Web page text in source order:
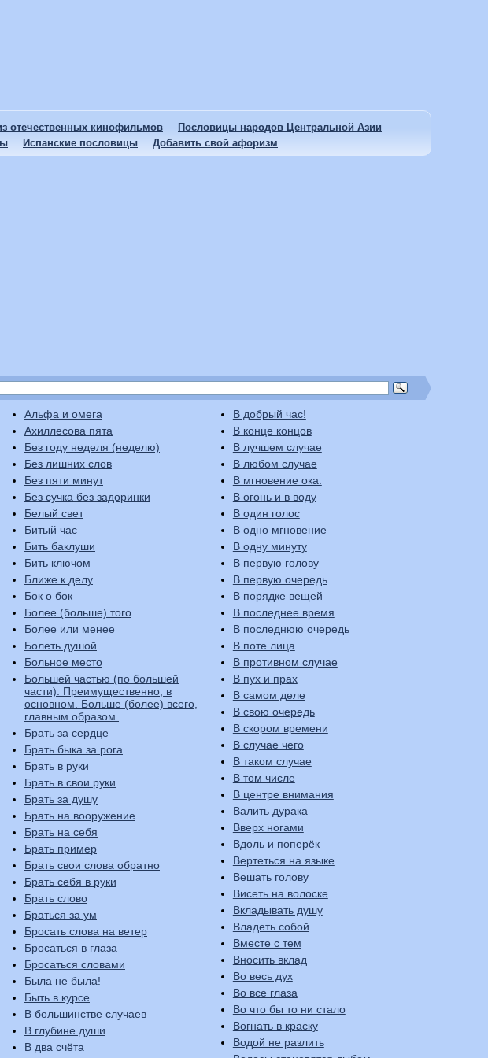
отечественных кинофильмов
Пословицы народов Центральной Азии
Испанские пословицы Добавить свой афоризм
Альфа и омега
Ахиллесова пята
Без году неделя (неделю)
Без лишних слов
Без пяти минут
Без сучка без задоринки
Белый свет
Битый час
Бить баклуши
Бить ключом
Ближе к делу
Бок о бок
Более (больше) того
Более или менее
Болеть душой
Больное место
Большей частью (по большей
части). Преимущественно, в
основном. Больше (более) всего,
главным образом.
Брать за сердце
Брать быка за рога
Брать в руки
Брать в свои руки
Брать за душу
Брать на вооружение
Брать на себя
Брать пример
Брать свои слова обратно
Брать себя в руки
Брать слово
Браться за ум
Бросать слова на ветер
Бросаться в глаза
Бросаться словами
Была не была!
Быть в курсе
В большинстве случаев
В глубине души
В два счёта
В добрый час!
В конце концов
В лучшем случае
В любом случае
В мгновение ока.
В огонь и в воду
В один голос
В одно мгновение
В одну минуту
В первую голову
В первую очередь
В порядке вещей
В последнее время
В последнюю очередь
В поте лица
В противном случае
В пух и прах
В самом деле
В свою очередь
В скором времени
В случае чего
В таком случае
В том числе
В центре внимания
Валить дурака
Вверх ногами
Вдоль и поперёк
Вертеться на языке
Вешать голову
Висеть на волоске
Вкладывать душу
Владеть собой
Вместе с тем
Вносить вклад
Во весь дух
Во все глаза
Во что бы то ни стало
Вогнать в краску
Водой не разлить